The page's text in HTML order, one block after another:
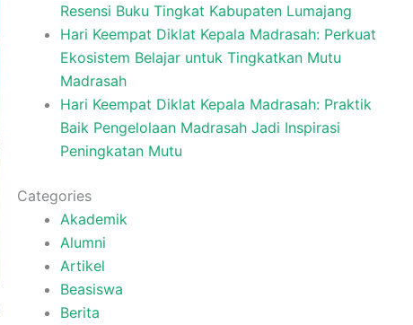
Resensi Buku Tingkat Kabupaten Lumajang
Hari Keempat Diklat Kepala Madrasah: Perkuat
Ekosistem Belajar untuk Tingkatkan Mutu
Madrasah
Hari Keempat Diklat Kepala Madrasah: Praktik
Baik Pengelolaan Madrasah Jadi Inspirasi
Peningkatan Mutu
Categories
Akademik
Alumni
Artikel
Beasiswa
Berita